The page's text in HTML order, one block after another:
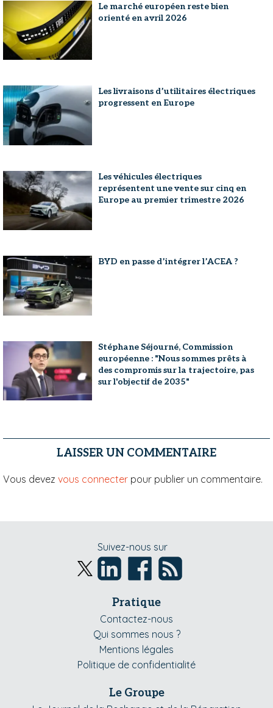
Le marché européen reste bien
orienté en avril 2026
Les livraisons d’utilitaires électriques
progressent en Europe
Les véhicules électriques
représentent une vente sur cinq en
Europe au premier trimestre 2026
BYD en passe d’intégrer l’ACEA ?
Stéphane Séjourné, Commission
européenne : "Nous sommes prêts à
des compromis sur la trajectoire, pas
sur l'objectif de 2035"
LAISSER UN COMMENTAIRE
Vous devez vous connecter pour publier un commentaire.
Suivez-nous sur
Pratique
Contactez-nous
Qui sommes nous ?
Mentions légales
Politique de confidentialité
Le Groupe